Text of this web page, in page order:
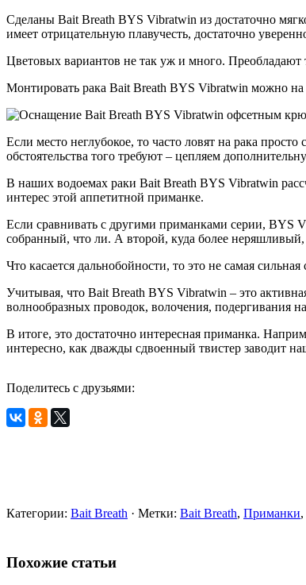
Сделаны Bait Breath BYS Vibratwin из достаточно
имеет отрицательную плавучесть, достаточно
Цветовых вариантов не так уж и много.
Монтировать рака Bait Breath BYS Vibratwin можно на
Если место неглубокое, то часто ловят на рака
обстоятельства того требуют – цепляем
В наших водоемах раки Bait Breath BYS Vibratwin
интерес этой аппетитной приманке.
Если сравнивать с другими приманками серии, BYS
собранный, что ли. А второй, куда более
Что касается дальнобойности, то это не самая
Учитывая, что Bait Breath BYS Vibratwin – это
волнообразных проводок, волочения, подергивания
В итоге, это достаточно интересная приманка.
интересно, как дважды сдвоенный твистер заводит
Поделитесь с друзьями:
Категории: Bait Breath · Метки: Bait Breath, Приманки,
Похожие статьи